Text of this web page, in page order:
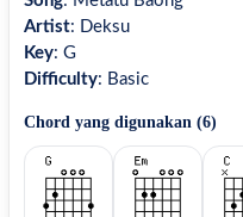
Artist: Deksu
Key: G
Difficulty: Basic
Chord yang digunakan (6)